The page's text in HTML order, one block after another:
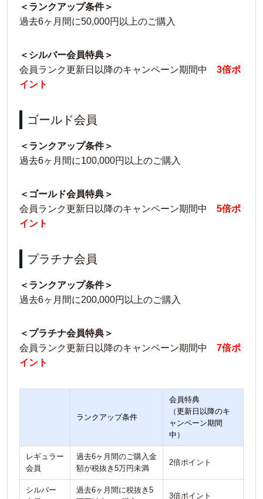
＜ランクアップ条件＞
過去6ヶ月間に50,000円以上のご購入
＜シルバー会員特典＞
会員ランク更新日以降のキャンペーン期間中 3倍ポ
イント
ゴールド会員
＜ランクアップ条件＞
過去6ヶ月間に100,000円以上のご購入
＜ゴールド会員特典＞
会員ランク更新日以降のキャンペーン期間中 5倍ポ
イント
プラチナ会員
＜ランクアップ条件＞
過去6ヶ月間に200,000円以上のご購入
＜プラチナ会員特典＞
会員ランク更新日以降のキャンペーン期間中 7倍ポ
イント
ランクアップ条件
会員特典
（更新日以降のキ
ャンペーン期間
中）
レギュラー
会員
過去6ヶ月間のご購入金
額が税抜き5万円未満
2倍ポイント
シルバー
過去6ヶ月間に税抜き5
3倍ポイント